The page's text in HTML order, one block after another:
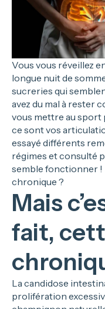
Vous vous réveillez
longue nuit de
sucreries qui
avez du mal à rester
vous mettre au
ce sont vos
essayé différents
régimes et consulté
semble fonctionner !
chronique ?
Mais
fait,
La candidose
prolifération